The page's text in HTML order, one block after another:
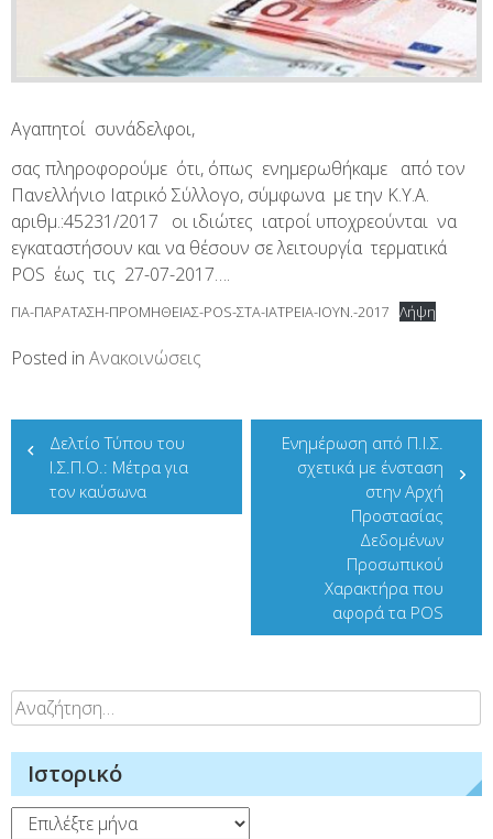
Αγαπητοί συνάδελφοι,
σας πληροφορούμε ότι, όπως ενημερωθήκαμε από τον
Πανελλήνιο Ιατρικό Σύλλογο, σύμφωνα με την Κ.Υ.Α.
αριθμ.:45231/2017 οι ιδιώτες ιατροί υποχρεούνται να
εγκαταστήσουν και να θέσουν σε λειτουργία τερματικά
POS έως τις 27-07-2017….
ΓΙΑ-ΠΑΡΑΤΑΣΗ-ΠΡΟΜΗΘΕΙΑΣ-POS-ΣΤΑ-ΙΑΤΡΕΙΑ-ΙΟΥΝ.-2017 Λήψη
Posted in Ανακοινώσεις
Πλοήγηση
άρθρων
Δελτίο Τύπου του
Ι.Σ.Π.Ο.: Μέτρα για
τον καύσωνα
Ενημέρωση από Π.Ι.Σ.
σχετικά με ένσταση
στην Αρχή
Προστασίας
Δεδομένων
Προσωπικού
Χαρακτήρα που
αφορά τα POS
Αναζήτηση
για:
Ιστορικό
Ιστορικό